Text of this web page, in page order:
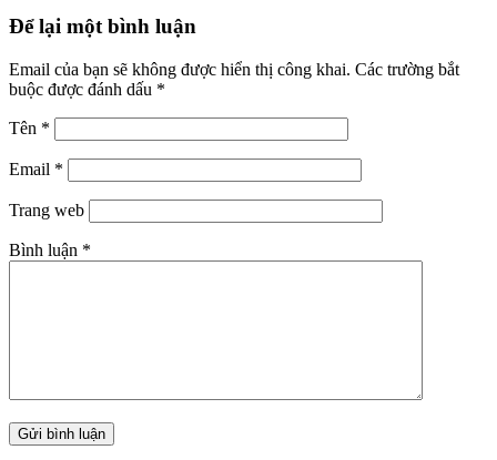
Để lại một bình luận
Email của bạn sẽ không được hiển thị công khai. Các trường bắt
buộc được đánh dấu *
Tên *
Email *
Trang web
Bình luận *